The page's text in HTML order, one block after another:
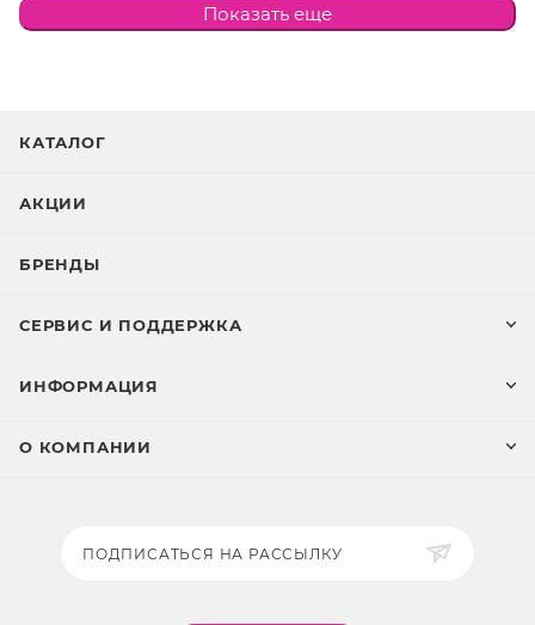
Показать еще
КАТАЛОГ
АКЦИИ
БРЕНДЫ
СЕРВИС И ПОДДЕРЖКА
ИНФОРМАЦИЯ
О КОМПАНИИ
ПОДПИСАТЬСЯ НА РАССЫЛКУ